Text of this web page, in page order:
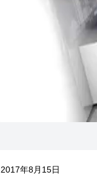
年8月15日